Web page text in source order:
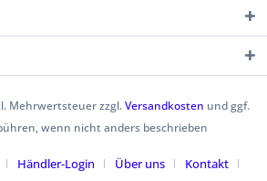
Mehrwertsteuer zzgl.Versandkosten und ggf.
wenn nicht anders beschrieben
Händler-Login Über uns
Kontakt